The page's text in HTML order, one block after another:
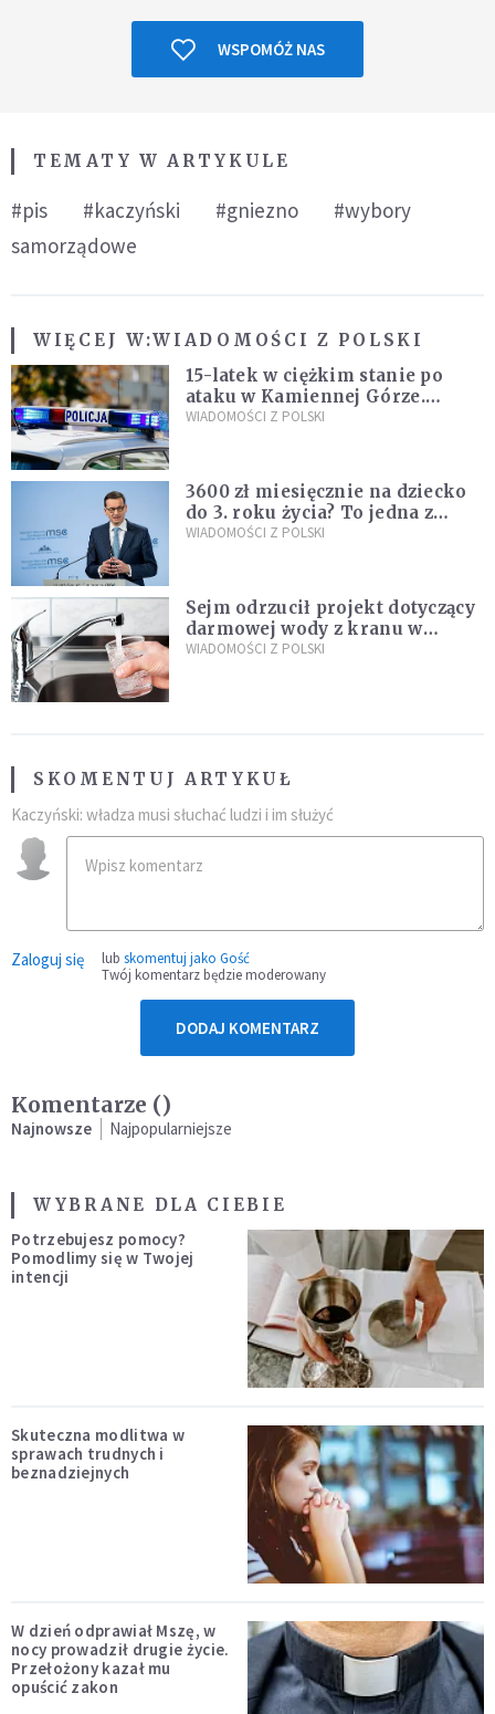
WSPOMÓŻ NAS
TEMATY W ARTYKULE
#pis #kaczyński #gniezno
#wybory
samorządowe
WIĘCEJ W:WIADOMOŚCI Z POLSKI
15-latek w ciężkim stanie po
ataku w Kamiennej Górze.
Policja zatrzymała dwóch
WIADOMOŚCI Z POLSKI
3600 zł miesięcznie na dziecko
do 3. roku życia? To jedna z
propozycji programu "Rozwój
WIADOMOŚCI Z POLSKI
Sejm odrzucił projekt dotyczący
darmowej wody z kranu w
restauracjach
WIADOMOŚCI Z POLSKI
SKOMENTUJ ARTYKUŁ
Kaczyński: władza musi słuchać ludzi i im służyć
Zaloguj się lub skomentuj jako Gość
Twój komentarz będzie moderowany
DODAJ KOMENTARZ
Komentarze ()
Najnowsze Najpopularniejsze
WYBRANE DLA CIEBIE
Potrzebujesz pomocy?
Pomodlimy się w Twojej
intencji
Skuteczna modlitwa w
sprawach trudnych i
beznadziejnych
W dzień odprawiał Mszę, w
nocy prowadził drugie życie.
Przełożony kazał mu
opuścić zakon